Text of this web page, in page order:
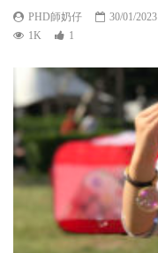
PHD師奶仔
30/01/2023
1K
1